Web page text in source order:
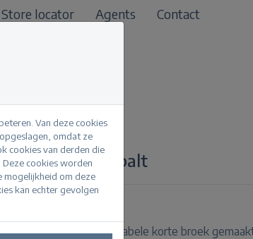
Store locator Agents
Contact
Jog Colour cobalt
Colour is een comfortabele korte broek
Van deze cookies
omdat ze
cookies van derden die
cookies worden
mogelijkheid om deze
kan echter gevolgen